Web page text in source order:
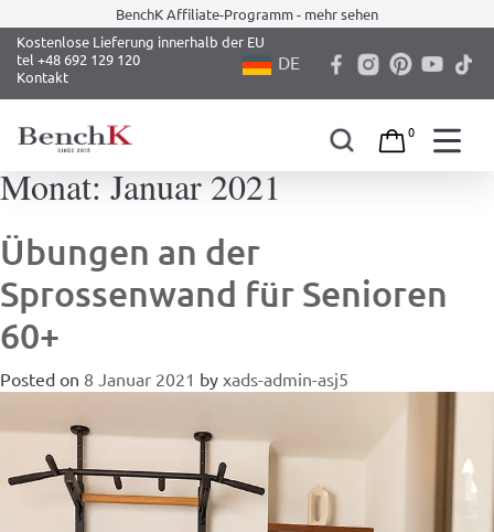
Skip
to
content
BenchK Affiliate-Programm - mehr sehen
Kostenlose Lieferung innerhalb der EU
tel +48 692 129 120
Kontakt
DE
0
Monat: Januar 2021
Übungen an der
Sprossenwand für Senioren
60+
Posted on 8 Januar 2021 by xads-admin-asj5